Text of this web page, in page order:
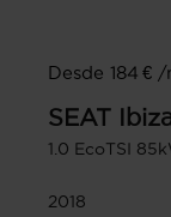
Desde 184 € /
SEAT
1.0 EcoTSI
2018